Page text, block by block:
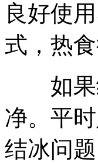
良好使
式，热
如果结
净。平
结冰问